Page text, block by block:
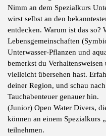
Nimm an dem Spezialkurs
wirst selbst an den
entdecken. Warum ist das so?
Lebensgemeinschaften
Unterwasser-Pflanzen und
bemerkst du
vielleicht übersehen hast.
deiner Region, und schau
Tauchabenteuer genauer hin.
(Junior) Open Water Divers,
können an einem Spezialkurs
teilnehmen.